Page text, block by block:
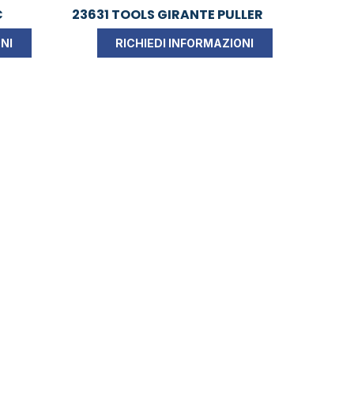
23631 TOOLS GIRANTE PULLER
RICHIEDI INFORMAZIONI